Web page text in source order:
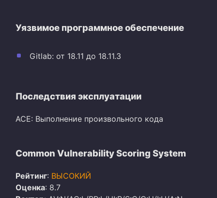
Уязвимое программное обеспечение
Gitlab: от 18.11 до 18.11.3
Последствия эксплуатации
ACE: Выполнение произвольного кода
Common Vulnerability Scoring System
Рейтинг: ВЫСОКИЙ
Оценка: 8.7